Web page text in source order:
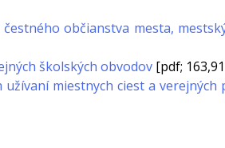
občianstva mesta,
školských obvodov [pdf;
užívaní miestnych ciest a